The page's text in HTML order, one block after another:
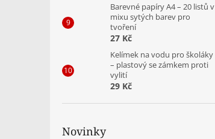
Barevné papíry A4 – 20 listů v
mixu sytých barev pro
tvoření
27 Kč
Kelímek na vodu pro školáky
– plastový se zámkem proti
vylití
29 Kč
Novinky